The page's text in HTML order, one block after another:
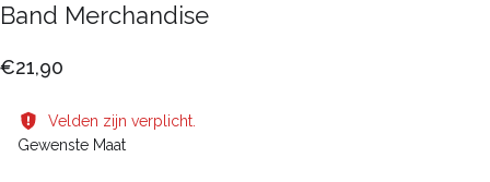
Band Merchandise
€21,90
Velden zijn verplicht.
Gewenste Maat